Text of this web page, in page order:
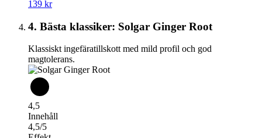
139 kr
4. Bästa klassiker: Solgar Ginger Root
Klassiskt ingefäratillskott med mild profil och god
magtolerans.
4,5
Innehåll
4,5/5